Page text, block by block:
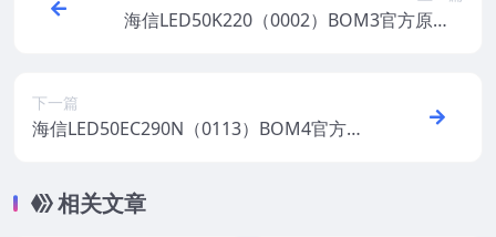
海信LED50K220（0002）BOM3官方原厂U
下一篇
海信LED50EC290N（0113）BOM4官方原
相关文章